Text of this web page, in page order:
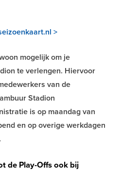
>
mogelijk om je
te verlengen. Hiervoor
van de
Stadion
is op maandag van
en op overige werkdagen
de Play-Offs ook bij